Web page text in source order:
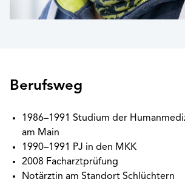
Berufsweg
1986–1991 Studium der
am Main
1990–1991 PJ in den MKK
2008 Facharztprüfung
Notärztin am Standort Schlüchtern